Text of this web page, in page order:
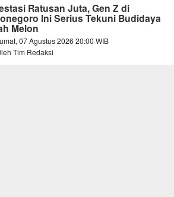
Ratusan Juta, Gen Z di
Ini Serius Tekuni Budidaya
Melon
07 Agustus 2026 20:00 WIB
Tim Redaksi